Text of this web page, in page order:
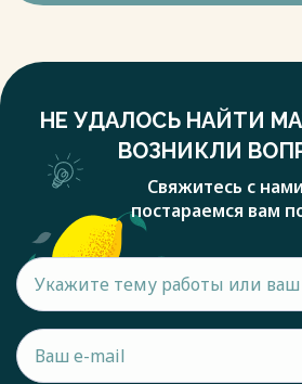
НЕ УДАЛОСЬ НАЙТИ
ВОЗНИКЛИ
Свяжитесь с
постараемся вам